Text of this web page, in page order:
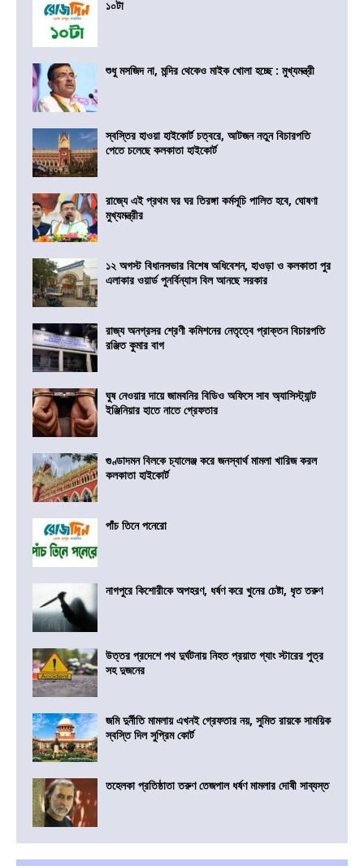
১০টা
শুধু মসজিদ না, মন্দির থেকেও মাইক খোলা হচ্ছে : মুখ্যমন্ত্রী
স্বস্তির হাওয়া হাইকোর্ট চত্বরে, আটজন নতুন বিচারপতি
পেতে চলেছে কলকাতা হাইকোর্ট
রাজ্যে এই প্রথম ঘর ঘর তিরঙ্গা কর্মসূচি পালিত হবে, ঘোষণা
মুখ্যমন্ত্রীর
১২ অগস্ট বিধানসভার বিশেষ অধিবেশন, হাওড়া ও কলকাতা পুর
এলাকার ওয়ার্ড পুনর্বিন্যাস বিল আনছে সরকার
রাজ্য অনগ্রসর শ্রেণী কমিশনের নেতৃত্বে প্রাক্তন বিচারপতি
রঞ্জিত কুমার বাগ
ঘুষ নেওয়ার দায়ে জামবনির বিডিও অফিসে সাব অ্যাসিস্ট্যান্ট
ইঞ্জিনিয়ার হাতে নাতে গ্রেফতার
গুণ্ডাদমন বিলকে চ্যালেঞ্জ করে জনস্বার্থ মামলা খারিজ করল
কলকাতা হাইকোর্ট
পাঁচ তিনে পনেরো
নাগপুরে কিশোরীকে অপহরণ, ধর্ষণ করে খুনের চেষ্টা, ধৃত তরুণ
উত্তর প্রদেশে পথ দুর্ঘটনায় নিহত প্রয়াত গ্যাং স্টারের পুত্র
সহ দুজনের
জমি দুর্নীতি মামলায় এখনই গ্রেফতার নয়, সুমিত রায়কে সাময়িক
স্বস্তি দিল সুপ্রিম কোর্ট
তহেলকা প্রতিষ্ঠাতা তরুণ তেজপাল ধর্ষণ মামলার দোষী সাব্যস্ত